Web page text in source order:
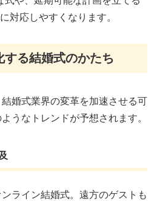
対応しやすくなります。
する結婚式のかたち
婚式業界の変革を加速させる可
うなトレンドが予想されます。
ライン結婚式。遠方のゲストも